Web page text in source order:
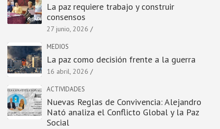
La paz requiere trabajo y construir
consensos
27 junio, 2026
MEDIOS
La paz como decisión frente a la guerra
16 abril, 2026
ACTIVIDADES
Nuevas Reglas de Convivencia: Alejandro
Nató analiza el Conflicto Global y la Paz
Social